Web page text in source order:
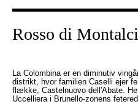
Rosso di
La Colombina er en diminutiv
distrikt, hvor familien Caselli ejer
flække, Castelnuovo dell'Abate.
Uccelliera i Brunello-zonens